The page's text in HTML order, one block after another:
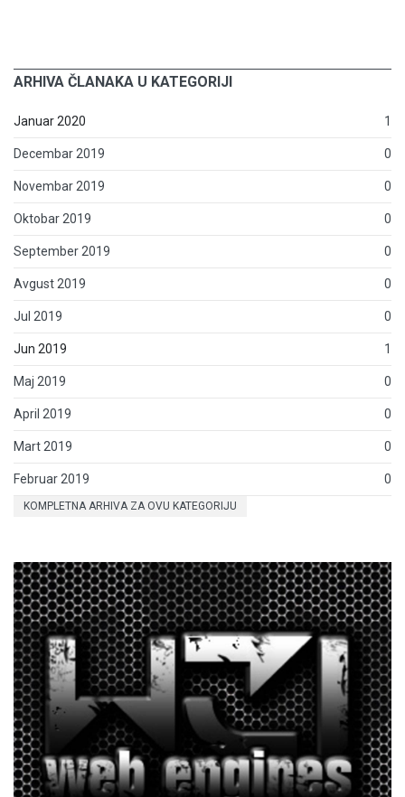
ARHIVA ČLANAKA U KATEGORIJI
Januar 2020 1
Decembar 2019 0
Novembar 2019 0
Oktobar 2019 0
September 2019 0
Avgust 2019 0
Jul 2019 0
Jun 2019 1
Maj 2019 0
April 2019 0
Mart 2019 0
Februar 2019 0
KOMPLETNA ARHIVA ZA OVU KATEGORIJU